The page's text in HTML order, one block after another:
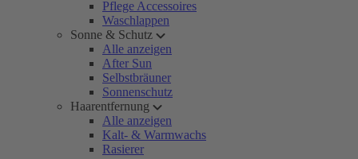
Pflege Accessoires
Waschlappen
Sonne & Schutz
Alle anzeigen
After Sun
Selbstbräuner
Sonnenschutz
Haarentfernung
Alle anzeigen
Kalt- & Warmwachs
Rasierer